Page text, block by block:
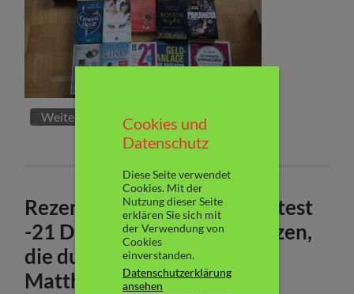
Weiterlesen
Rezension: „Stiftung Warentest
-21 Dinge über Deine Finanzen,
die du wissen solltest“ von
Matthias Kowalski
Cookies und
Datenschutz
Diese Seite verwendet
Cookies. Mit der
Nutzung dieser Seite
erklären Sie sich mit
der Verwendung von
Cookies
einverstanden.
Datenschutzerklärung
ansehen